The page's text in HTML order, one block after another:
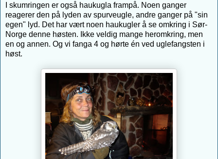
I skumringen er også haukugla frampå. Noen ganger
reagerer den på lyden av spurveugle, andre ganger på "sin
egen" lyd. Det har vært noen haukugler å se omkring i Sør-
Norge denne høsten. Ikke veldig mange heromkring, men
en og annen. Og vi fanga 4 og hørte én ved uglefangsten i
høst.